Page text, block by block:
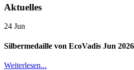
Aktuelles
24 Jun
Silbermedaille von EcoVadis Jun 2026
Weiterlesen...